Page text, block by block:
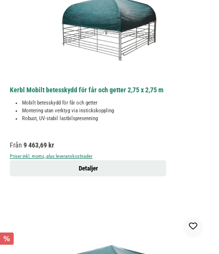
Kerbl Mobilt betesskydd för får och getter 2,75 x 2,75 m
Mobilt betesskydd för får och getter
Montering utan verktyg via instickskoppling
Robust, UV-stabil lastbilspresenning
Ordinarie pris:
Från 9 463,69 kr
Priser inkl. moms, plus leveranskostnader
Detaljer
%